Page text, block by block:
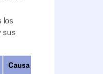
los
sus
Causa